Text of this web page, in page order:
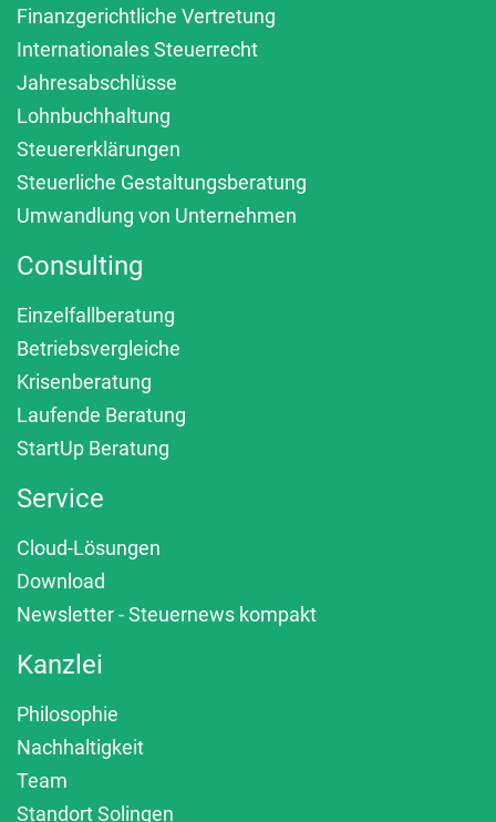
Finanzgerichtliche Vertretung
Internationales Steuerrecht
Jahresabschlüsse
Lohnbuchhaltung
Steuererklärungen
Steuerliche Gestaltungsberatung
Umwandlung von Unternehmen
Consulting
Einzelfallberatung
Betriebsvergleiche
Krisenberatung
Laufende Beratung
StartUp Beratung
Service
Cloud-Lösungen
Download
Newsletter - Steuernews kompakt
Kanzlei
Philosophie
Nachhaltigkeit
Team
Standort Solingen